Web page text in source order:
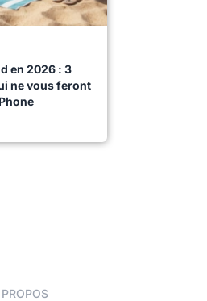
en 2026 : 3
ne vous feront